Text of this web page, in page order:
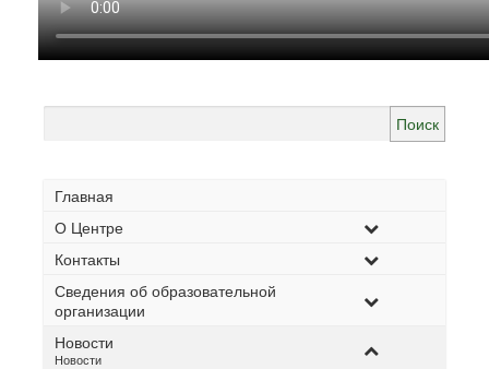
Главная
О Центре
Контакты
Сведения об образовательной
организации
Новости
–
Новости